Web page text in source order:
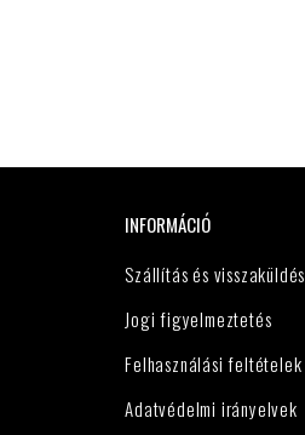
INFORMÁCIÓ
Szállítás és visszaküldés
Jogi figyelmeztetés
Felhasználási feltételek
Adatvédelmi irányelvek